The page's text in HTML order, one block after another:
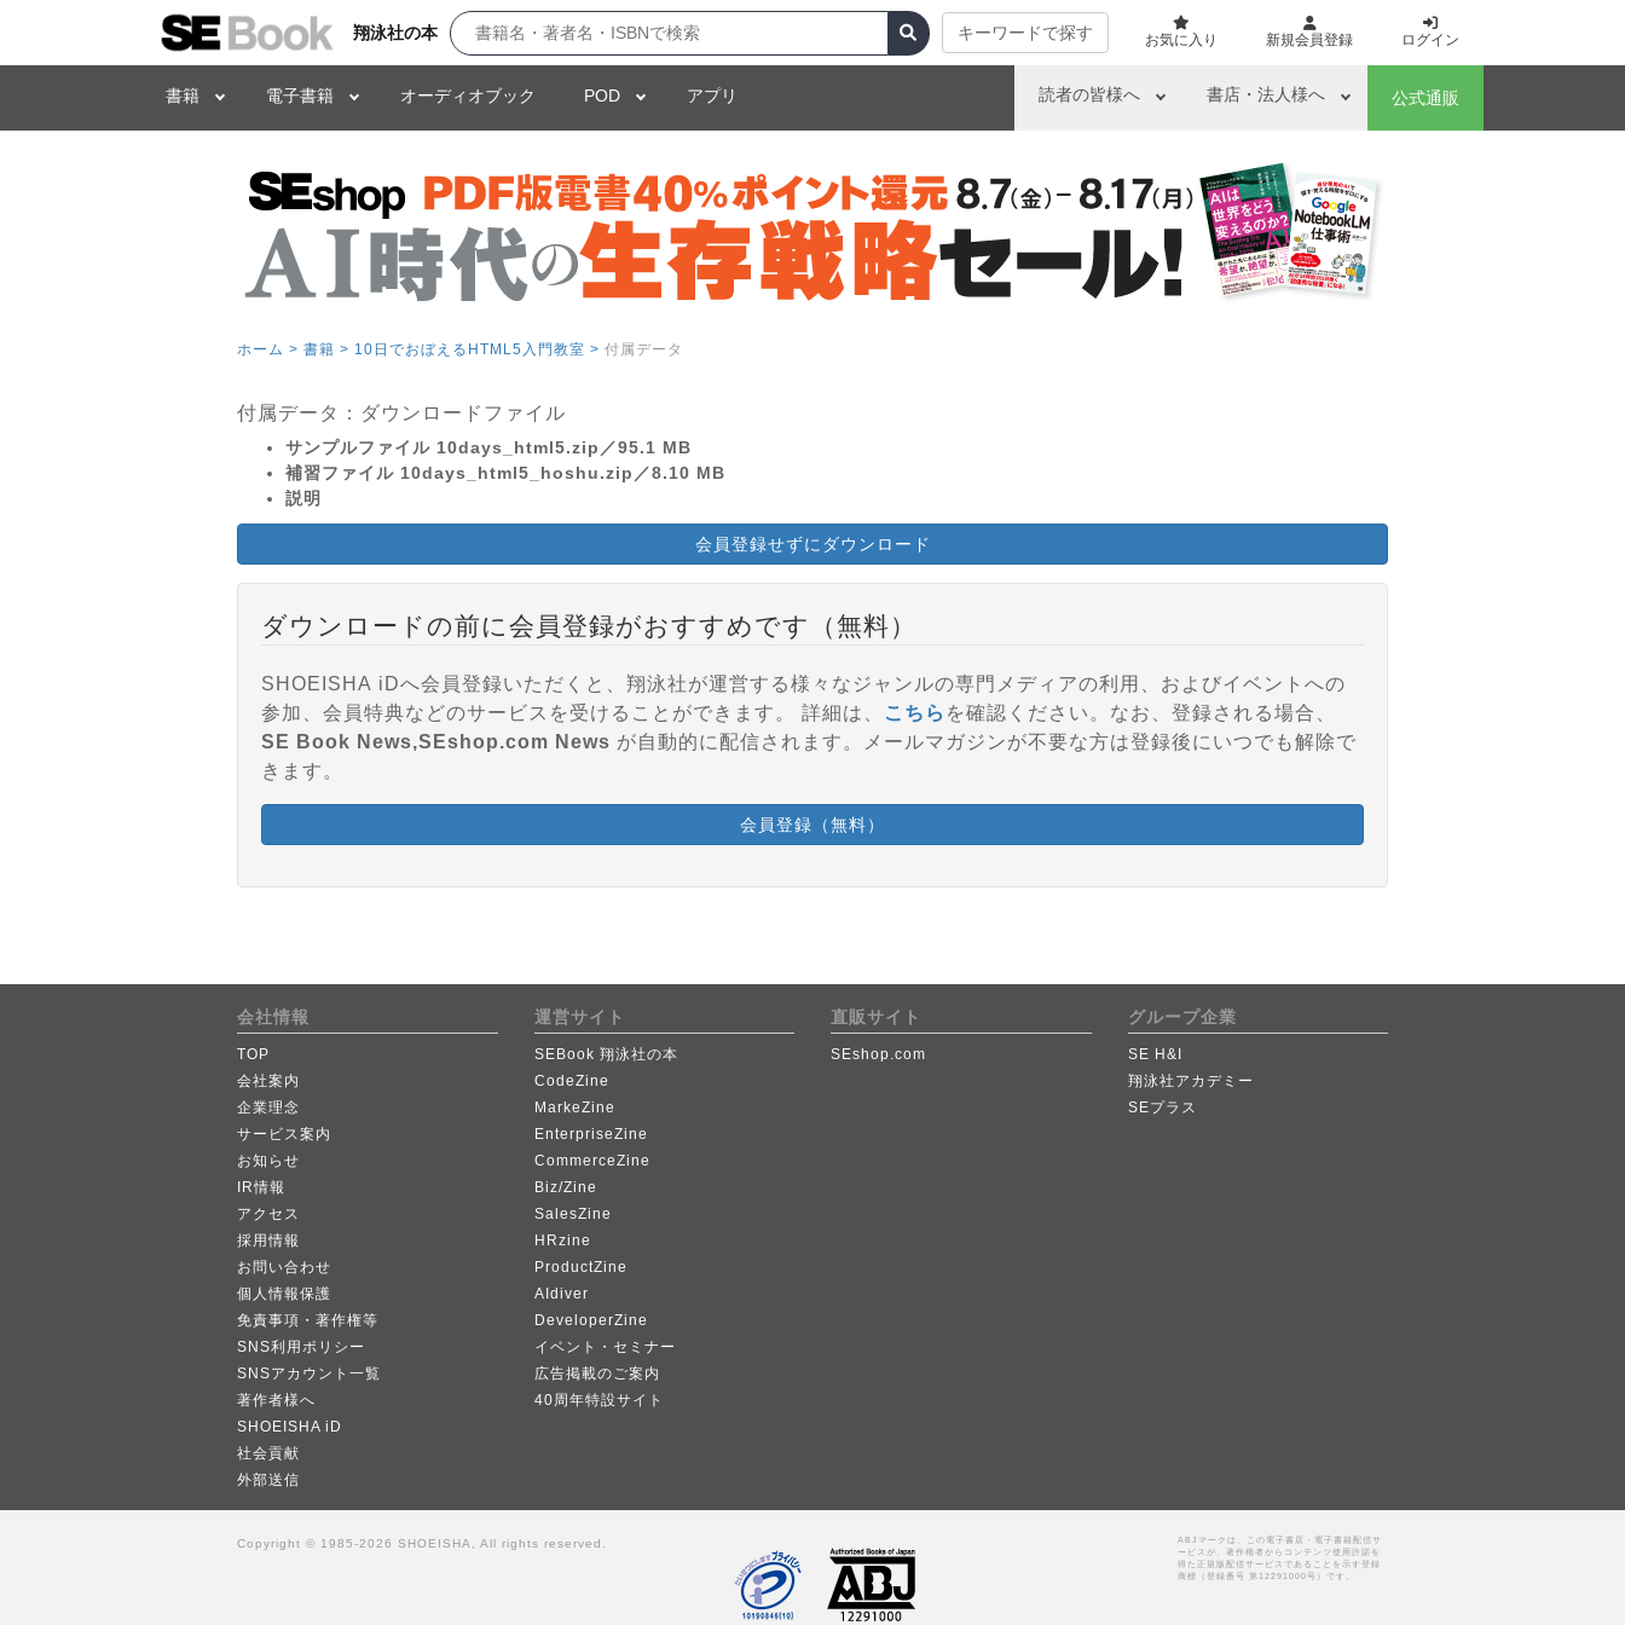
翔泳社の本 キーワードで探す お気に入り 新規会員登録 ログイン
書籍 電子書籍 オーディオブック POD アプリ 読者の皆様へ 書店・法人様へ 公式通販
ホーム > 書籍 > 10日でおぼえるHTML5入門教室 > 付属データ
付属データ：ダウンロードファイル
サンプルファイル 10days_html5.zip／95.1 MB
補習ファイル 10days_html5_hoshu.zip／8.10 MB
説明
会員登録せずにダウンロード
ダウンロードの前に会員登録がおすすめです（無料）
SHOEISHA iDへ会員登録いただくと、翔泳社が運営する様々なジャンルの専門メディアの利用、およびイベントへの
参加、会員特典などのサービスを受けることができます。 詳細は、
こちら を確認ください。なお、登録される場合、
SE Book News,SEshop.com News が自動的に配信されます。メールマガジンが不要な方は登録後にいつでも解除で
きます。
会員登録（無料）
会社情報
TOP
会社案内
企業理念
サービス案内
お知らせ
IR情報
アクセス
採用情報
お問い合わせ
個人情報保護
免責事項・著作権等
SNS利用ポリシー
SNSアカウント一覧
著作者様へ
SHOEISHA iD
社会貢献
外部送信
運営サイト
SEBook 翔泳社の本
CodeZine
MarkeZine
EnterpriseZine
CommerceZine
Biz/Zine
SalesZine
HRzine
ProductZine
AIdiver
DeveloperZine
イベント・セミナー
広告掲載のご案内
40周年特設サイト
直販サイト
SEshop.com
グループ企業
SE H&I
翔泳社アカデミー
SEプラス
Copyright © 1985-2026 SHOEISHA, All rights reserved.
ABJマークは、この電子書店・電子書籍配信サ
ービスが、著作権者からコンテンツ使用許諾を
得た正規版配信サービスであることを示す登録
商標（登録番号 第12291000号）です。